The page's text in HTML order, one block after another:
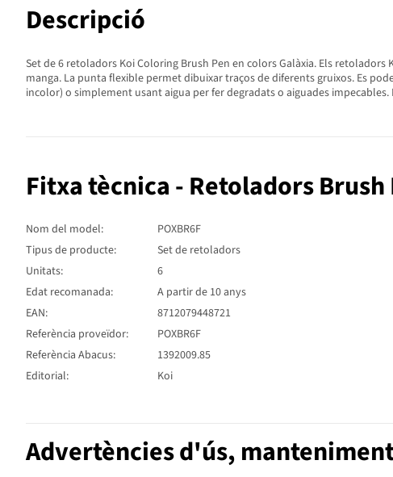
Descripció
Set de 6 retoladors Koi Coloring Brush Pen en colors Galàxia. Els
manga. La punta flexible permet dibuixar traços de diferents gruixos. Es
incolor) o simplement usant aigua per fer degradats o aiguades
Fitxa tècnica - Retoladors
Nom del model:
POXBR6F
Tipus de producte:
Set de retoladors
Unitats:
6
Edat recomanada:
A partir de 10 anys
EAN:
8712079448721
Referència proveïdor:
POXBR6F
Referència Abacus:
1392009.85
Editorial:
Koi
Advertències d'ús,